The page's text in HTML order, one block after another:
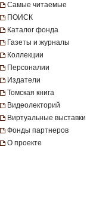
Самые читаемые
ПОИСК
Каталог фонда
Газеты и журналы
Коллекции
Персоналии
Издатели
Томская книга
Видеолекторий
Виртуальные выставки
Фонды партнеров
О проекте